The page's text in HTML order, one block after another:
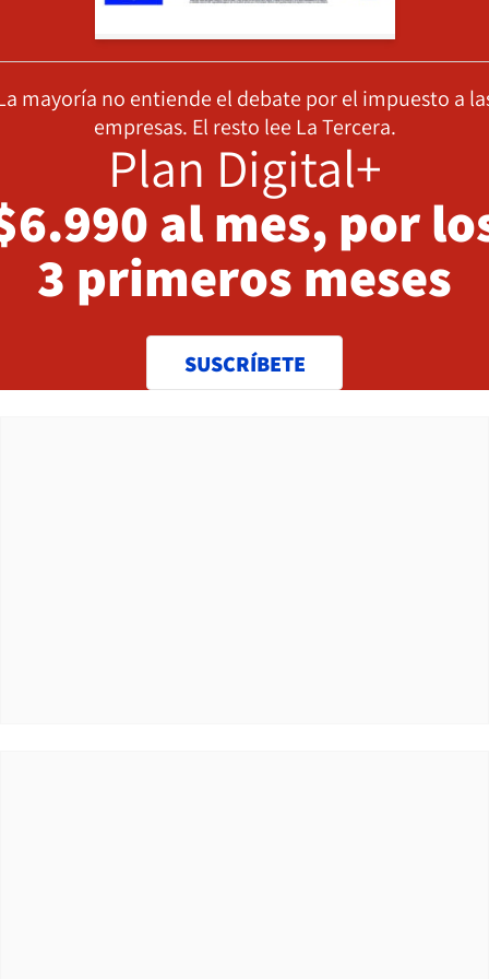
mayoría no entiende el debate por el impuesto a
empresas. El resto lee La Tercera.
Plan Digital+
al mes, por
3 primeros meses
SUSCRÍBETE